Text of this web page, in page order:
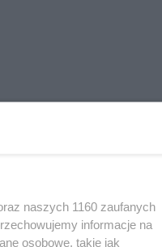
naszych 1160 zaufanych
informacje na
osobowe, takie jak